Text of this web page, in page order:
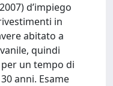
d’impiego
in
abitato a
quindi
un tempo di
anni. Esame